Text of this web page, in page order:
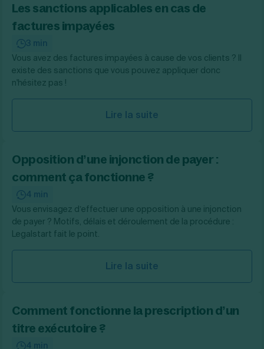
Les sanctions applicables en cas de
factures impayées
3 min
Vous avez des factures impayées à cause de vos clients ? Il
existe des sanctions que vous pouvez appliquer donc
n'hésitez pas !
Lire la suite
Opposition d’une injonction de payer :
comment ça fonctionne ?
4 min
Vous envisagez d’effectuer une opposition à une injonction
de payer ? Motifs, délais et déroulement de la procédure :
Legalstart fait le point.
Lire la suite
Comment fonctionne la prescription d’un
titre exécutoire ?
4 min